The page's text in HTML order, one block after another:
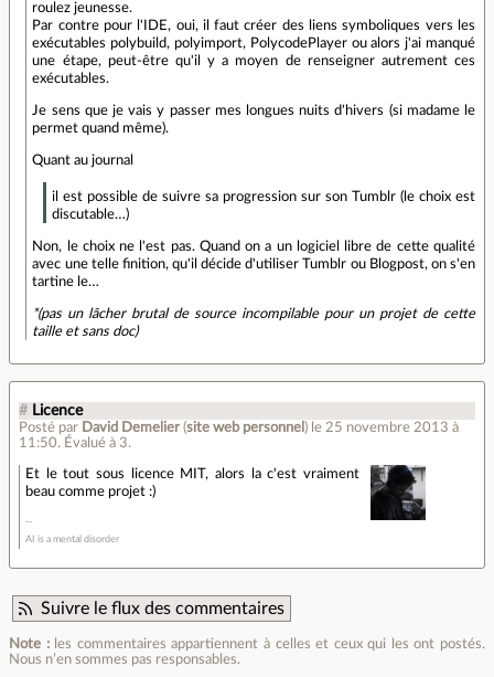
roulez jeunesse.
Par contre pour l'IDE, oui, il faut créer des liens symboliques vers les
exécutables polybuild, polyimport, PolycodePlayer ou alors j'ai manqué
une étape, peut-être qu'il y a moyen de renseigner autrement ces
exécutables.
Je sens que je vais y passer mes longues nuits d'hivers (si madame le
permet quand même).
Quant au journal
il est possible de suivre sa progression sur son Tumblr (le choix est
discutable…)
Non, le choix ne l'est pas. Quand on a un logiciel libre de cette qualité
avec une telle finition, qu'il décide d'utiliser Tumblr ou Blogpost, on s'en
tartine le…
*(pas un lâcher brutal de source incompilable pour un projet de cette
taille et sans doc)
# Licence
Posté par David Demelier (site web personnel ) le 25 novembre 2013 à
11:50. Évalué à 3.
Et le tout sous licence MIT, alors la c'est vraiment
beau comme projet :)
AI is a mental disorder
Suivre le flux des commentaires
Note :les commentaires appartiennent à celles et ceux qui les ont postés.
Nous n’en sommes pas responsables.